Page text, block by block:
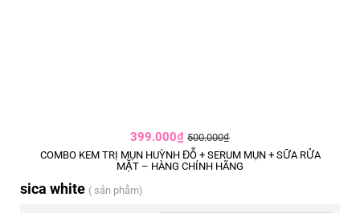
399.000₫ 500.000₫
COMBO KEM TRỊ MỤN HUỲNH ĐỖ + SERUM MỤN + SỮA RỬA
MẶT – HÀNG CHÍNH HÃNG
sica white ( sản phẩm)